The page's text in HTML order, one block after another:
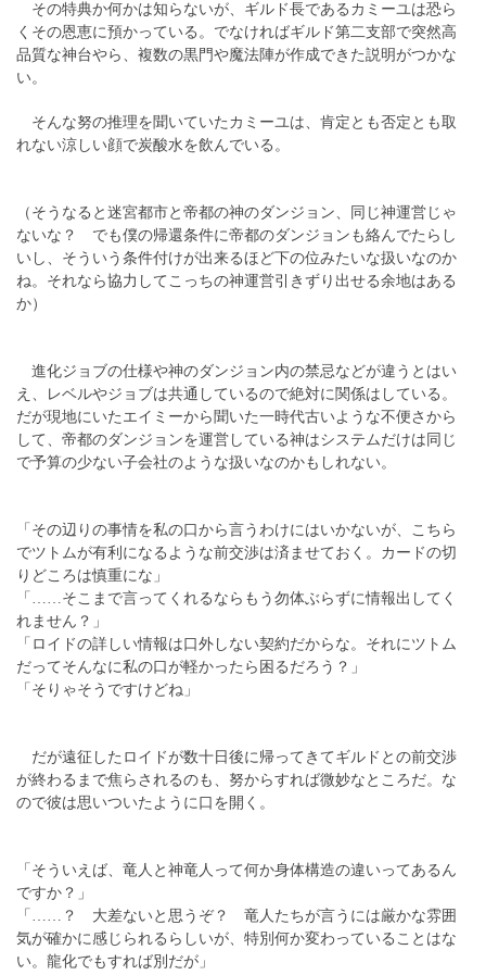
その特典か何かは知らないが、ギルド長であるカミーユは恐ら
くその恩恵に預かっている。でなければギルド第二支部で突然高
品質な神台やら、複数の黒門や魔法陣が作成できた説明がつかな
い。
そんな努の推理を聞いていたカミーユは、肯定とも否定とも取
れない涼しい顔で炭酸水を飲んでいる。
（そうなると迷宮都市と帝都の神のダンジョン、同じ神運営じゃ
ないな？ でも僕の帰還条件に帝都のダンジョンも絡んでたらし
いし、そういう条件付けが出来るほど下の位みたいな扱いなのか
ね。それなら協力してこっちの神運営引きずり出せる余地はある
か）
進化ジョブの仕様や神のダンジョン内の禁忌などが違うとはい
え、レベルやジョブは共通しているので絶対に関係はしている。
だが現地にいたエイミーから聞いた一時代古いような不便さから
して、帝都のダンジョンを運営している神はシステムだけは同じ
で予算の少ない子会社のような扱いなのかもしれない。
「その辺りの事情を私の口から言うわけにはいかないが、こちら
でツトムが有利になるような前交渉は済ませておく。カードの切
りどころは慎重にな」
「……そこまで言ってくれるならもう勿体ぶらずに情報出してく
れません？」
「ロイドの詳しい情報は口外しない契約だからな。それにツトム
だってそんなに私の口が軽かったら困るだろう？」
「そりゃそうですけどね」
だが遠征したロイドが数十日後に帰ってきてギルドとの前交渉
が終わるまで焦らされるのも、努からすれば微妙なところだ。な
ので彼は思いついたように口を開く。
「そういえば、竜人と神竜人って何か身体構造の違いってあるん
ですか？」
「……？ 大差ないと思うぞ？ 竜人たちが言うには厳かな雰囲
気が確かに感じられるらしいが、特別何か変わっていることはな
い。龍化でもすれば別だが」